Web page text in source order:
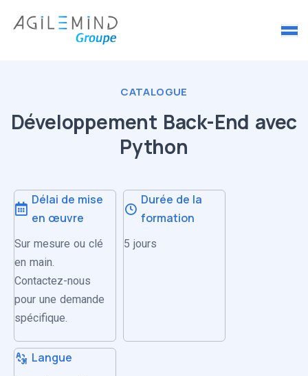
CATALOGUE
Développement Back-End avec
Python
Délai de mise
en œuvre
Sur mesure ou clé
en main.
Contactez-nous
pour une demande
spécifique.
Durée de la
formation
5 jours
Langue